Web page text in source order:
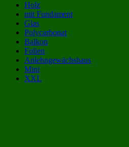
Holz
mit Fundament
Glas
Polycarbonat
Balkon
Folien
Anlehngewächshaus
Mini
XXL